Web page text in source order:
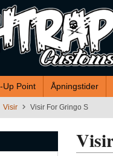
Up Point Åpningstider
Visir Visir For Gringo S